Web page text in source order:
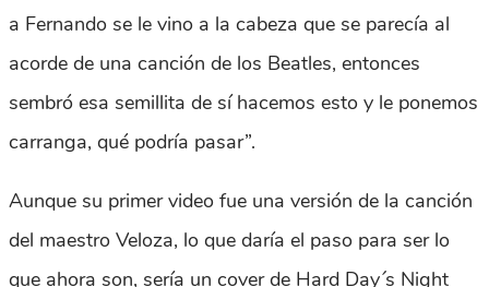
a Fernando se le vino a la cabeza que se parecía al
acorde de una canción de los Beatles, entonces
sembró esa semillita de sí hacemos esto y le ponemos
carranga, qué podría pasar”.
Aunque su primer video fue una versión de la canción
del maestro Veloza, lo que daría el paso para ser lo
que ahora son, sería un cover de Hard Day´s Night